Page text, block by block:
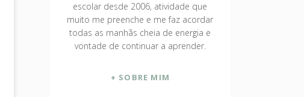
escolar desde 2006, atividade que
muito me preenche e me faz acordar
todas as manhãs cheia de energia e
vontade de continuar a aprender.
+ SOBRE MIM